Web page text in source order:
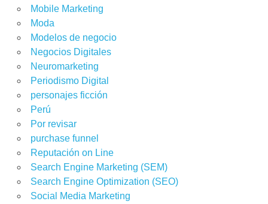
Mobile Marketing
Moda
Modelos de negocio
Negocios Digitales
Neuromarketing
Periodismo Digital
personajes ficción
Perú
Por revisar
purchase funnel
Reputación on Line
Search Engine Marketing (SEM)
Search Engine Optimization (SEO)
Social Media Marketing